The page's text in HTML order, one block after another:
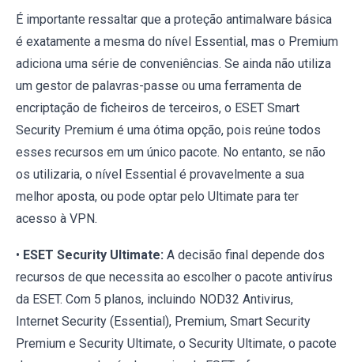
É importante ressaltar que a proteção antimalware básica
é exatamente a mesma do nível Essential, mas o Premium
adiciona uma série de conveniências. Se ainda não utiliza
um gestor de palavras-passe ou uma ferramenta de
encriptação de ficheiros de terceiros, o ESET Smart
Security Premium é uma ótima opção, pois reúne todos
esses recursos em um único pacote. No entanto, se não
os utilizaria, o nível Essential é provavelmente a sua
melhor aposta, ou pode optar pelo Ultimate para ter
acesso à VPN.
• ESET Security Ultimate: A decisão final depende dos
recursos de que necessita ao escolher o pacote antivírus
da ESET. Com 5 planos, incluindo NOD32 Antivirus,
Internet Security (Essential), Premium, Smart Security
Premium e Security Ultimate, o Security Ultimate, o pacote